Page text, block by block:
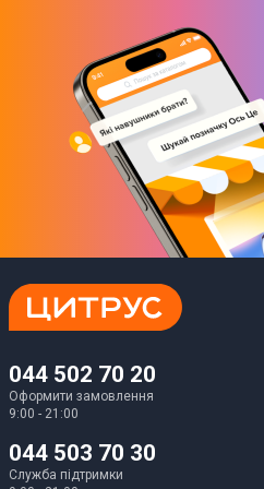
044 502 70 20
Оформити замовлення
9:00 - 21:00
044 503 70 30
Служба підтримки